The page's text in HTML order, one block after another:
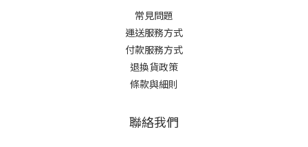
常見問題
運送服務方式
付款服務方式
退換貨政策
條款與細則
聯絡我們